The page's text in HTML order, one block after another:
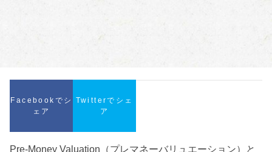
Facebookでシ
ェア
Twitterでシェ
ア
Pre-Money Valuation（プレマネーバリュエーション）と